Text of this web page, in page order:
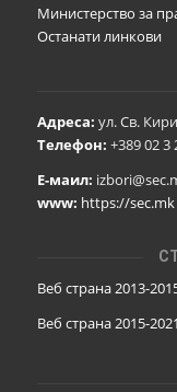
Министерство за
Останати линкови
Адреса: ул. Св.
Телефон: +389 02 3
Е-маил:
www: https://sec.mk
Веб страна 2013-
Веб страна 2015-